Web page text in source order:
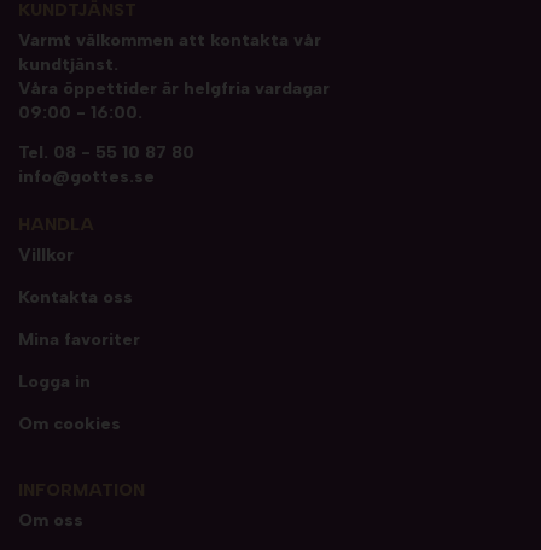
Varmt välkommen att kontakta vår
kundtjänst.
Våra öppettider är helgfria vardagar
09:00 - 16:00.
Tel. 08 - 55 10 87 80
info@gottes.se
Villkor
Kontakta oss
Mina favoriter
Logga in
Om cookies
Om oss